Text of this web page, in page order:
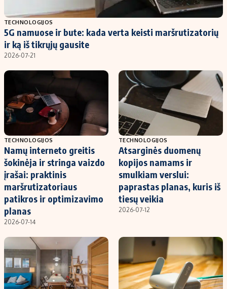
Populiarios temos
Investavimas
Akcijų rinka
Saulės elektrinės
Infliacija
Migracija
Titulinis
Nedarbo išmokos skaičiuoklė
Indėlių skaičiuoklė
Būsto finansai
Įdomios naujienos
Redakcija
Apie mus
Redakcijos politika
Privatumo politika
Turinio žymėjimo taisyklės
Regionų naujienos
Indėlių palūkanos
TECHNOLOGIJOS
5G namuose ir bute: kada verta keisti maršrutizatorių
ir ką iš tikrųjų gausite
2026-07-21
TECHNOLOGIJOS
Namų interneto greitis
šokinėja ir stringa vaizdo
įrašai: praktinis
maršrutizatoriaus
patikros ir optimizavimo
planas
2026-07-14
TECHNOLOGIJOS
Atsarginės duomenų
kopijos namams ir
smulkiam verslui:
paprastas planas, kuris iš
tiesų veikia
2026-07-12